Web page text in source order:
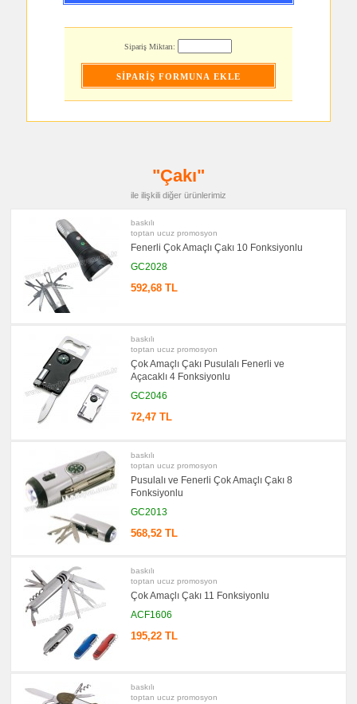
Sipariş Miktarı:
"Çakı"
ile ilişkili diğer ürünlerimiz
baskılı
toptan ucuz promosyon
Fenerli Çok Amaçlı Çakı 10 Fonksiyonlu
GC2028
592,68 TL
baskılı
toptan ucuz promosyon
Çok Amaçlı Çakı Pusulalı Fenerli ve
Açacaklı 4 Fonksiyonlu
GC2046
72,47 TL
baskılı
toptan ucuz promosyon
Pusulalı ve Fenerli Çok Amaçlı Çakı 8
Fonksiyonlu
GC2013
568,52 TL
baskılı
toptan ucuz promosyon
Çok Amaçlı Çakı 11 Fonksiyonlu
ACF1606
195,22 TL
baskılı
toptan ucuz promosyon
PowerBank
promosyon
Kartvizitlik
promosyon
Radyo
promosyon
Takvim
&
promosyon
Bardak
Altlığı
&
Para
Tabağı
promosyon
Evrak
Bloknot
promosyon
Masa
Seti
&
Sümen
Takımı
Notluk
Seti
&
Not
Tutucu
promosyon
Bilgisayar
Aksesuarları
Ürünler